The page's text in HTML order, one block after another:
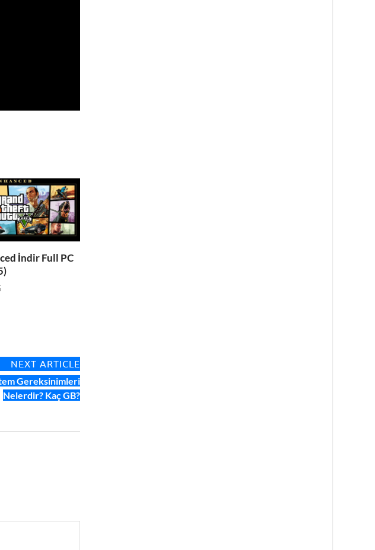
İndir Full PC
NEXT ARTICLE
Gereksinimleri
Nelerdir? Kaç GB?